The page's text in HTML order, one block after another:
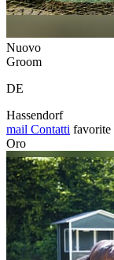
Nuovo
Groom
DE
Hassendorf
mail Contatti favorite
Oro